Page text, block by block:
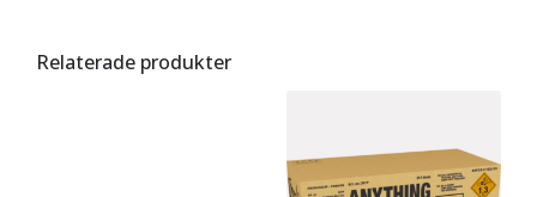
Relaterade produkter